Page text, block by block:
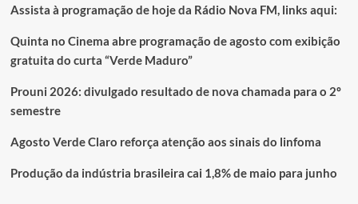
Assista à programação de hoje da Rádio Nova FM, links aqui:
Quinta no Cinema abre programação de agosto com exibição
gratuita do curta “Verde Maduro”
Prouni 2026: divulgado resultado de nova chamada para o 2º
semestre
Agosto Verde Claro reforça atenção aos sinais do linfoma
Produção da indústria brasileira cai 1,8% de maio para junho